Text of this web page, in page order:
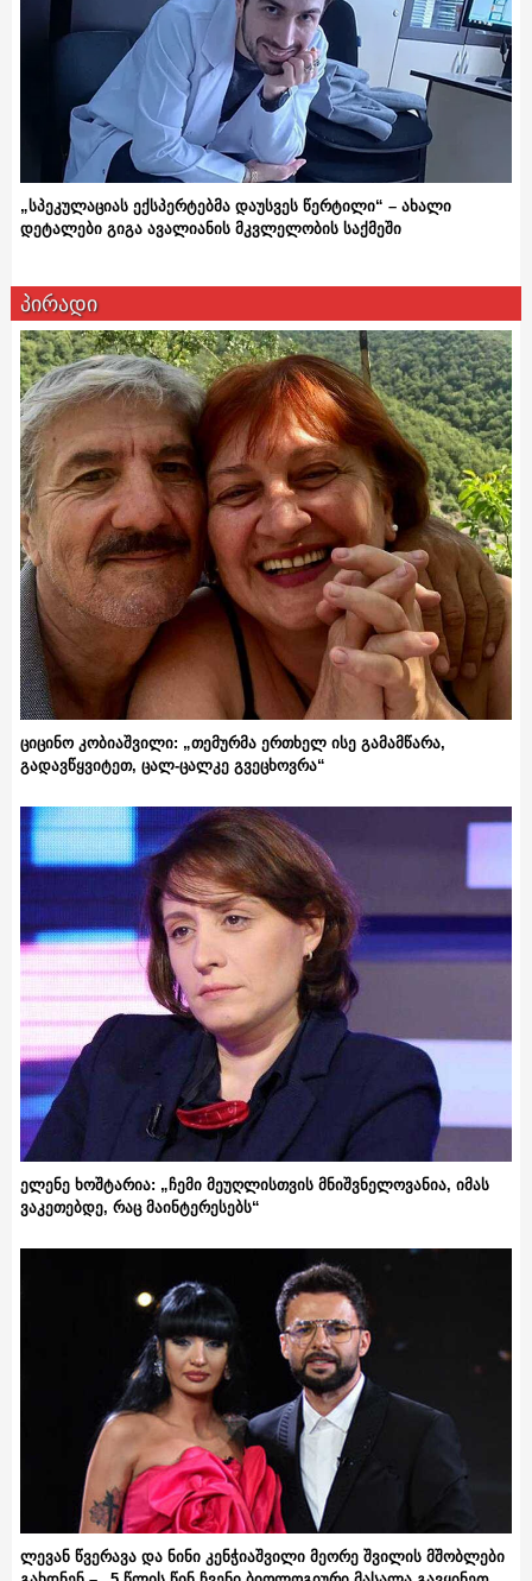
„სპეკულაციას ექსპერტებმა დაუსვეს წერტილი“ – ახალი
დეტალები გიგა ავალიანის მკვლელობის საქმეში
პირადი
ციცინო კობიაშვილი: „თემურმა ერთხელ ისე გამამწარა,
გადავწყვიტეთ, ცალ-ცალკე გვეცხოვრა“
ელენე ხოშტარია: „ჩემი მეუღლისთვის მნიშვნელოვანია, იმას
ვაკეთებდე, რაც მაინტერესებს“
ლევან წვერავა და ნინი კენჭიაშვილი მეორე შვილის მშობლები